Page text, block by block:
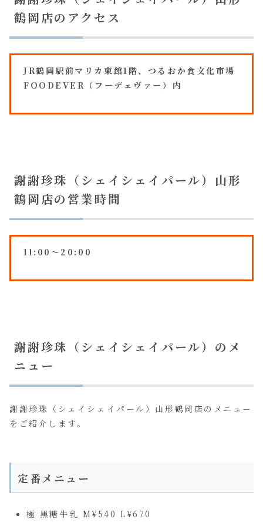
鶴岡店のアクセス
JR鶴岡駅前マリカ東館1階、つるおか食文化市場
FOODEVER（フーデェヴァー）内
謝謝珍珠（シェイシェイパール）山形
鶴岡店の営業時間
11:00～20:00
謝謝珍珠（シェイシェイパール）のメ
ニュー
謝謝珍珠（シェイシェイパール）山形鶴岡店のメニュー
をご紹介します。
定番メニュー
極 黒糖牛乳 M¥540 L¥670